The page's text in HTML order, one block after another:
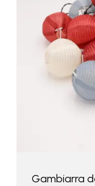
Gambiarra